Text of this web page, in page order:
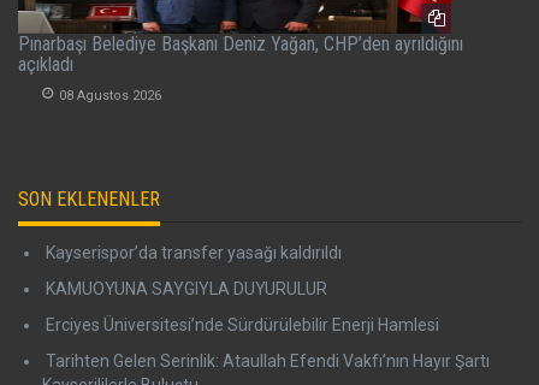
Pınarbaşı Belediye Başkanı Deniz Yağan, CHP’den ayrıldığını
açıkladı
08 Agustos 2026
SON EKLENENLER
Kayserispor’da transfer yasağı kaldırıldı
KAMUOYUNA SAYGIYLA DUYURULUR
Erciyes Üniversitesi’nde Sürdürülebilir Enerji Hamlesi
Tarihten Gelen Serinlik: Ataullah Efendi Vakfı’nın Hayır Şartı